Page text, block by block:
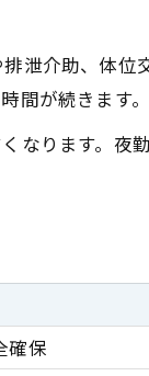
泄介助、体位
間が続きます。
なります。夜
確保